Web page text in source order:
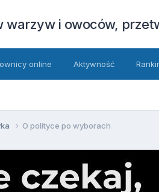
warzyw i owoców,
online Aktywność
O polityce po wyborach